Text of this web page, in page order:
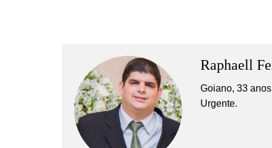
Raphaell
Goiano, 33
Urgente.